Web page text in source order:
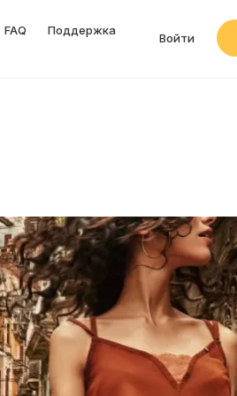
FAQ Поддержка
Войти